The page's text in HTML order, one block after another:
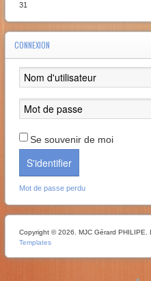
31
CONNEXION
Se souvenir de moi
S'identifier
Mot de passe perdu
Copyright © 2026. MJC Gérard PHILIPE.
Templates